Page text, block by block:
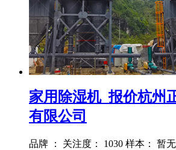
家用除湿机_报价杭州
有限公司
品牌 ： 关注度： 1030 样本： 暂